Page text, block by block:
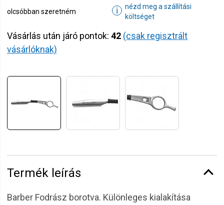
olcsóbban szeretném ℹ
nézd meg a szállítási
költséget
Vásárlás után járó pontok: 42 (csak regisztrált
vásárlóknak)
Termék leírás
Barber Fodrász borotva. Különleges kialakítása